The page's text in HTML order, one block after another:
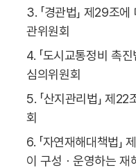
3. 「경관법」 제29조
관위원회
4. 「도시교통정비 촉
심의위원회
5. 「산지관리법」 제
회
6. 「자연재해대책법
이 구성ㆍ운영하는 재